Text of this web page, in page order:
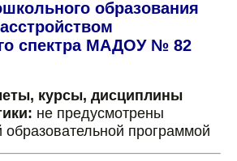
образования
спектра МАДОУ № 82
курсы, дисциплины
не предусмотрены
образовательной программой